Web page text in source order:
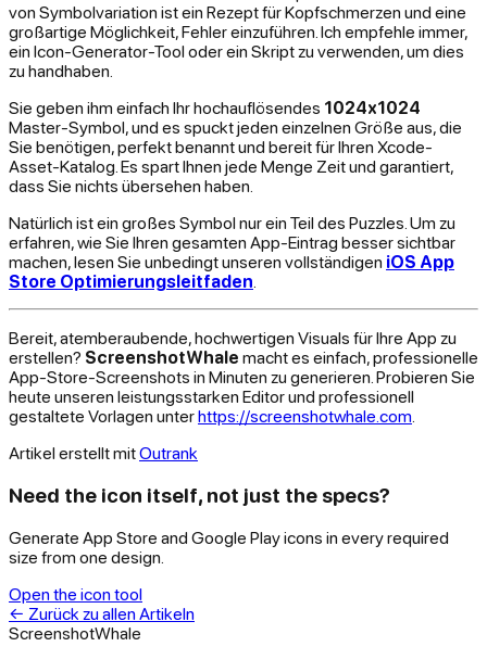
von Symbolvariation ist ein Rezept für Kopfschmerzen und eine
großartige Möglichkeit, Fehler einzuführen. Ich empfehle immer,
ein Icon-Generator-Tool oder ein Skript zu verwenden, um dies
zu handhaben.
Sie geben ihm einfach Ihr hochauflösendes 1024x1024
Master-Symbol, und es spuckt jeden einzelnen Größe aus, die
Sie benötigen, perfekt benannt und bereit für Ihren Xcode-
Asset-Katalog. Es spart Ihnen jede Menge Zeit und garantiert,
dass Sie nichts übersehen haben.
Natürlich ist ein großes Symbol nur ein Teil des Puzzles. Um zu
erfahren, wie Sie Ihren gesamten App-Eintrag besser sichtbar
machen, lesen Sie unbedingt unseren vollständigen iOS App
Store Optimierungsleitfaden
Bereit, atemberaubende, hochwertigen Visuals für Ihre App zu
erstellen? ScreenshotWhale macht es einfach, professionelle
App-Store-Screenshots in Minuten zu generieren. Probieren Sie
heute unseren leistungsstarken Editor und professionell
gestaltete Vorlagen unterhttps://screenshotwhale.com
Artikel erstellt mitOutrank
Need the icon itself, not just the specs?
Generate App Store and Google Play icons in every required
size from one design.
Open the icon tool
← Zurück zu allen Artikeln
ScreenshotWhale